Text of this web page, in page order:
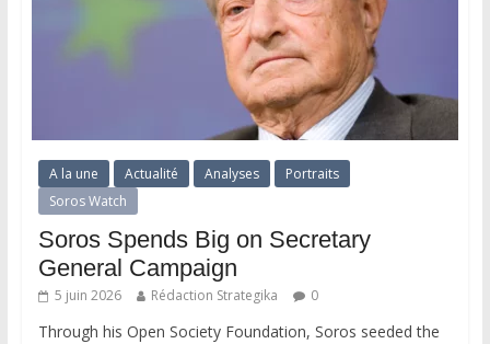
A la une Actualité Analyses
Portraits
Soros Watch
Soros Spends Big on Secretary
General Campaign
5 juin 2026 Rédaction Strategika 0
Through his Open Society Foundation, Soros seeded the